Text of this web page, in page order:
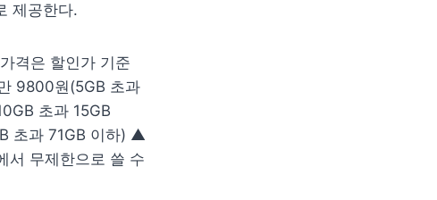
제공한다.
격은 할인가 기준
9800원(5GB 초과
초과 15GB
초과 71GB 이하) ▲
서 무제한으로 쓸 수